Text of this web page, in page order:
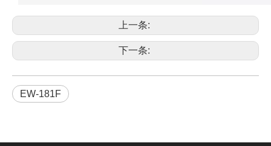
上一条:
下一条:
EW-181F